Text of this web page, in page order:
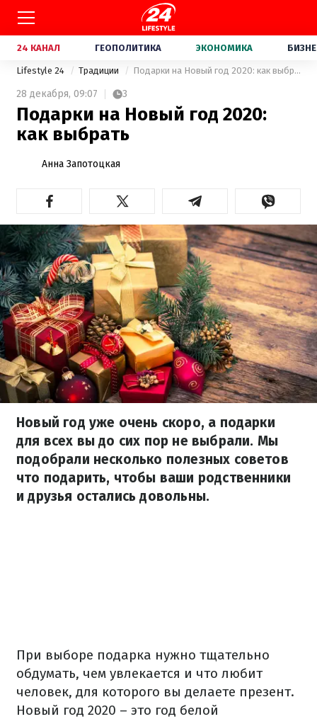
24 КАНАЛ ГЕОПОЛИТИКА ЭКОНОМИКА
Lifestyle 24 Традиции Подарки на Новый год 2020: как выбрать
28 декабря, 09:07 3
Подарки на Новый год 2020:
как выбрать
Анна Запотоцкая
Новый год уже очень скоро, а подарки
для всех вы до сих пор не выбрали. Мы
подобрали несколько полезных советов
что подарить, чтобы ваши родственники
и друзья остались довольны.
При выборе подарка нужно тщательно
обдумать, чем увлекается и что любит
человек, для которого вы делаете презент.
Новый год 2020 – это год белой